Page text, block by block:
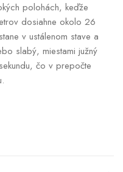
polohách, keďže
dosiahne okolo 26
v ustálenom stave a
slabý, miestami južný
čo v prepočte